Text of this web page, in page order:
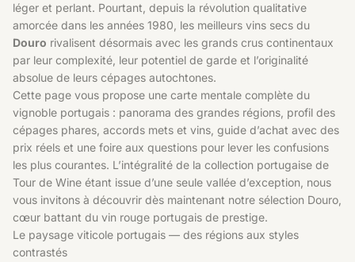
léger et perlant. Pourtant, depuis la révolution qualitative
amorcée dans les années 1980, les meilleurs vins secs du
Douro rivalisent désormais avec les grands crus continentaux
par leur complexité, leur potentiel de garde et l’originalité
absolue de leurs cépages autochtones.
Cette page vous propose une carte mentale complète du
vignoble portugais : panorama des grandes régions, profil des
cépages phares, accords mets et vins, guide d’achat avec des
prix réels et une foire aux questions pour lever les confusions
les plus courantes. L’intégralité de la collection portugaise de
Tour de Wine étant issue d’une seule vallée d’exception, nous
vous invitons à découvrir dès maintenant notre sélection Douro
cœur battant du vin rouge portugais de prestige.
Le paysage viticole portugais — des régions aux styles
contrastés